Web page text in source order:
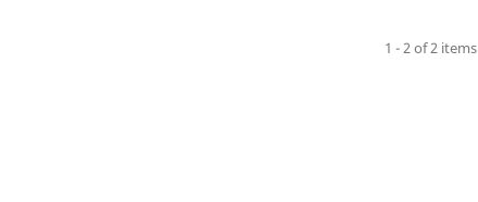
1 - 2 of 2 items